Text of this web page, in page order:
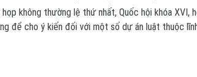
không thường lệ thứ nhất, Quốc hội khóa XVI,
để cho ý kiến đối với một số dự án luật thuộc